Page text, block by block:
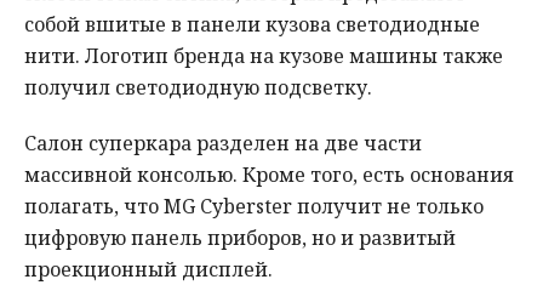
собой вшитые в панели кузова светодиодные
нити. Логотип бренда на кузове машины также
получил светодиодную подсветку.
Салон суперкара разделен на две части
массивной консолью. Кроме того, есть основания
полагать, что MG Cyberster получит не только
цифровую панель приборов, но и развитый
проекционный дисплей.